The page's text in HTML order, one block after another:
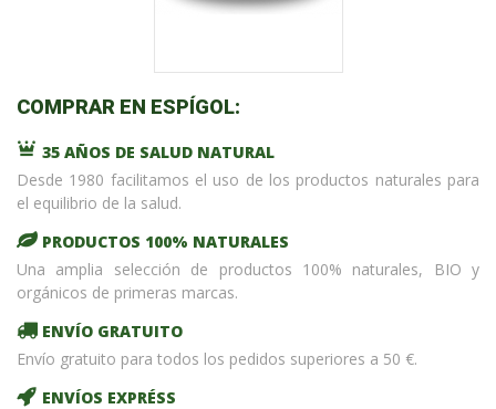
COMPRAR EN ESPÍGOL:
35 AÑOS DE SALUD NATURAL
Desde 1980 facilitamos el uso de los productos naturales para
el equilibrio de la salud.
PRODUCTOS 100% NATURALES
Una amplia selección de productos 100% naturales, BIO y
orgánicos de primeras marcas.
ENVÍO GRATUITO
Envío gratuito para todos los pedidos superiores a 50 €.
ENVÍOS EXPRÉSS